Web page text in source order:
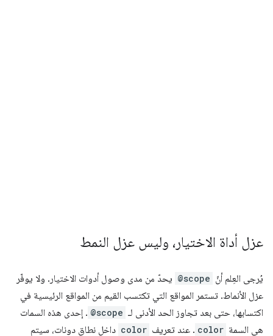
عزل أداة الاختيار، وليس عزل النمط
يُرجى العِلم أنّ @scope يحدّ من مدى وصول أدوات الاختيار. ولا يوفّر
عزل الأنماط. تستمر المواقع التي تكتسب القيم من المواقع الرئيسية في
اكتسابها، حتى بعد تجاوز الحد الأدنى لـ @scope . إحدى هذه السمات
هي السمة color . عند تعريف color داخل نطاق دونات، سيتم